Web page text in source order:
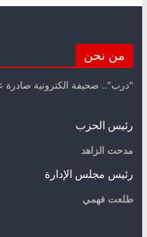
من نحن
"درب".. صحيفة الكترونية
رئيس الحزب
مدحت الزاهد
رئيس مجلس الإدارة
طلعت فهمي